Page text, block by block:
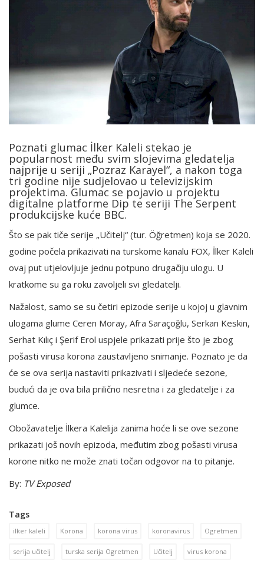
Poznati glumac İlker Kaleli stekao je
popularnost među svim slojevima gledatelja
najprije u seriji „Pozraz Karayel“, a nakon toga
tri godine nije sudjelovao u televizijskim
projektima. Glumac se pojavio u projektu
digitalne platforme Dip te seriji The Serpent
produkcijske kuće BBC.
Što se pak tiče serije „Učitelj“ (tur. Öğretmen) koja se 2020.
godine počela prikazivati na turskome kanalu FOX, İlker Kaleli
ovaj put utjelovljuje jednu potpuno drugačiju ulogu. U
kratkome su ga roku zavoljeli svi gledatelji.
Nažalost, samo se su četiri epizode serije u kojoj u glavnim
ulogama glume Ceren Moray, Afra Saraçoğlu, Serkan Keskin,
Serhat Kılıç i Şerif Erol uspjele prikazati prije što je zbog
pošasti virusa korona zaustavljeno snimanje. Poznato je da
će se ova serija nastaviti prikazivati i sljedeće sezone,
budući da je ova bila prilično nesretna i za gledatelje i za
glumce.
Obožavatelje İlkera Kalelija zanima hoće li se ove sezone
prikazati još novih epizoda, međutim zbog pošasti virusa
korone nitko ne može znati točan odgovor na to pitanje.
By: TV Exposed
Tags
ilker kaleli Korona korona virus koronavirus Ogretmen
serija učitelj turska serija Ogretmen Učitelj virus korona